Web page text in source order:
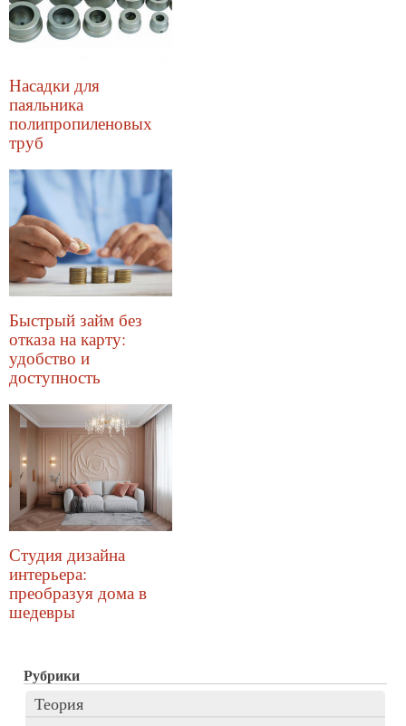
Насадки для
паяльника
полипропиленовых
труб
Быстрый займ без
отказа на карту:
удобство и
доступность
Студия дизайна
интерьера:
преобразуя дома в
шедевры
Рубрики
Теория